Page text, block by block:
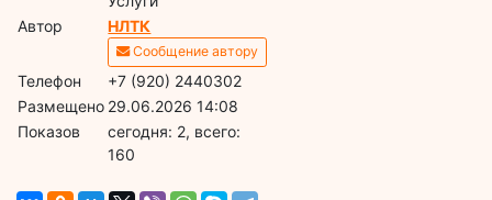
Автор
НЛТК
Сообщение автору
Телефон
+7 (920) 2440302
Размещено 29.06.2026 14:08
Показов
cегодня: 2, всего:
160